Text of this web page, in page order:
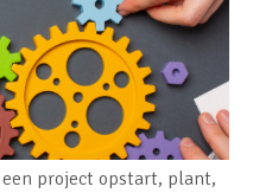
project opstart, plant,